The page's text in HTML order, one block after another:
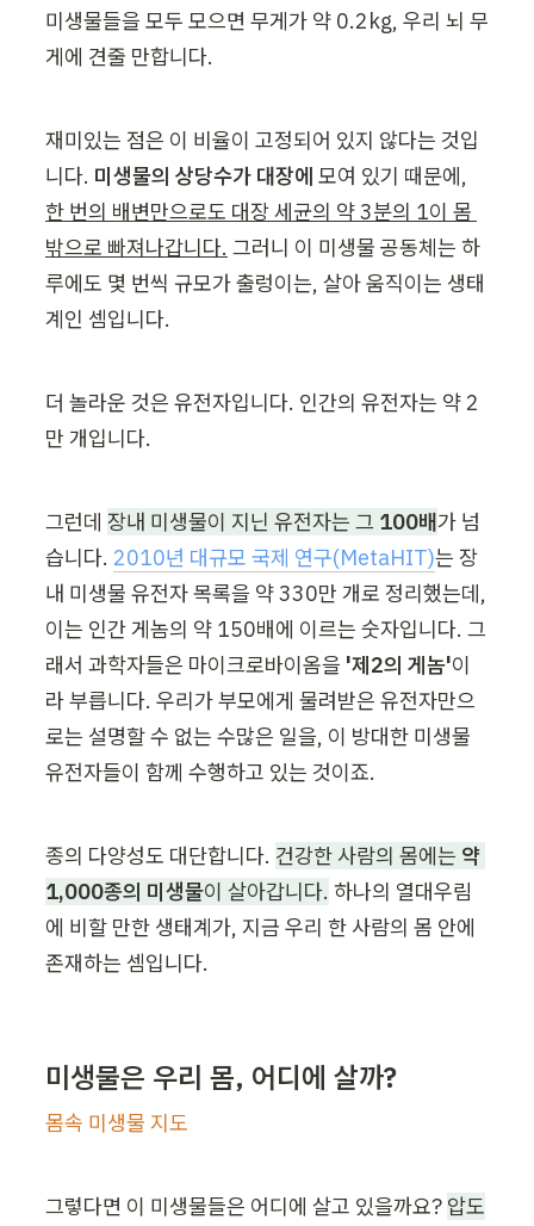
미생물들을 모두 모으면 무게가 약 0.2kg, 우리 뇌 무
게에 견줄 만합니다.
재미있는 점은 이 비율이 고정되어 있지 않다는 것입
니다. 미생물의 상당수가 대장에
한 번의 배변만으로도 대장 세균의 약 3분의 1이 몸
밖으로 빠져나갑니다. 그러니 이 미생물 공동체는 하
루에도 몇 번씩 규모가 출렁이는, 살아 움직이는 생태
계인 셈입니다.
더 놀라운 것은 유전자입니다. 인간의 유전자는 약 2
만 개입니다.
그런데 장내 미생물이 지닌 유전자는 그 100배가 넘
습니다. 2010년 대규모 국제 연구(MetaHIT)는 장
내 미생물 유전자 목록을 약 330만 개로 정리했는데,
이는 인간 게놈의 약 150배에 이르는 숫자입니다. 그
래서 과학자들은 마이크로바이옴을 '제2의 게놈'이
라 부릅니다. 우리가 부모에게 물려받은 유전자만으
로는 설명할 수 없는 수많은 일을, 이 방대한 미생물
유전자들이 함께 수행하고 있는 것이죠.
종의 다양성도 대단합니다. 건강한 사람의 몸에는 약
1,000종의 미생물이 살아갑니다. 하나의 열대우림
에 비할 만한 생태계가, 지금 우리 한 사람의 몸 안에
존재하는 셈입니다.
미생물은 우리 몸, 어디에 살까?
몸속 미생물 지도
그렇다면 이 미생물들은 어디에 살고 있을까요? 압도